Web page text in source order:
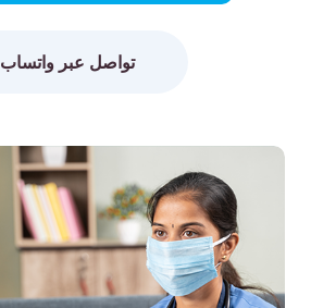
تواصل عبر واتساب